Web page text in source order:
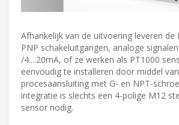
Afhankelijk van de uitvoering leveren de
PNP schakeluitgangen, analoge signalen
/4....20mA, of ze werken als PT1000
eenvoudig te installeren door middel
procesaansluiting met G- en NPT-
integratie is slechts een 4-polige M12
sensor nodig.